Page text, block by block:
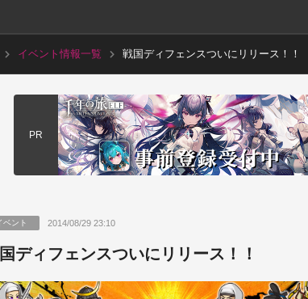
イベント情報一覧 戦国ディフェンスついにリリース！！
PR
ベント 2014/08/29 23:10
ディフェンスついにリリース！！